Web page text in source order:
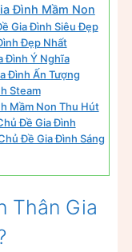
Đình Mầm Non
Gia Đình Siêu Đẹp
Đẹp Nhất
Đình Ý Nghĩa
Đình Ấn Tượng
Steam
Mầm Non Thu Hút
Đề Gia Đình
Đề Gia Đình Sáng
Thân Gia